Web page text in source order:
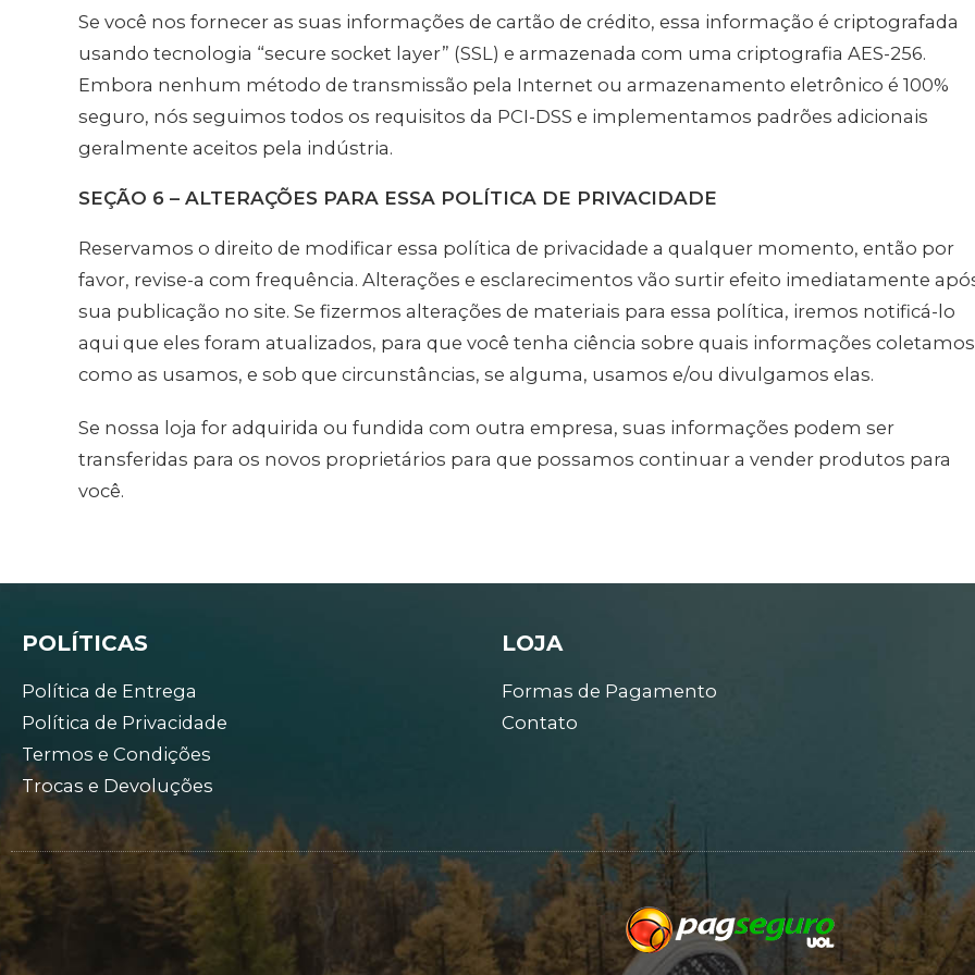
Se você nos fornecer as suas informações de cartão de crédito, essa informação é criptografada
usando tecnologia “secure socket layer” (SSL) e armazenada com uma criptografia AES-256.
Embora nenhum método de transmissão pela Internet ou armazenamento eletrônico é 100%
seguro, nós seguimos todos os requisitos da PCI-DSS e implementamos padrões adicionais
geralmente aceitos pela indústria.
SEÇÃO 6 – ALTERAÇÕES PARA ESSA POLÍTICA DE PRIVACIDADE
Reservamos o direito de modificar essa política de privacidade a qualquer momento, então por
favor, revise-a com frequência. Alterações e esclarecimentos vão surtir efeito imediatamente
sua publicação no site. Se fizermos alterações de materiais para essa política, iremos notificá-lo
aqui que eles foram atualizados, para que você tenha ciência sobre quais informações
como as usamos, e sob que circunstâncias, se alguma, usamos e/ou divulgamos elas.
Se nossa loja for adquirida ou fundida com outra empresa, suas informações podem ser
transferidas para os novos proprietários para que possamos continuar a vender produtos para
você.
POLÍTICAS
Política de Entrega
Política de Privacidade
Termos e Condições
Trocas e Devoluções
LOJA
Formas de Pagamento
Contato